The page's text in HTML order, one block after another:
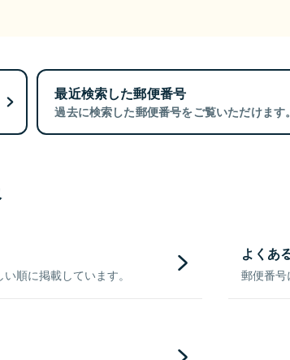
最近検索した郵便番号
過去に検索した郵便番号をご覧いただけます。
順に掲載しています。
よくあ
郵便番号